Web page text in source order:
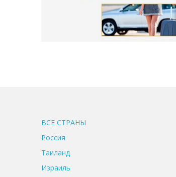
ВСЕ CТРАНЫ
Россия
Таиланд
Израиль